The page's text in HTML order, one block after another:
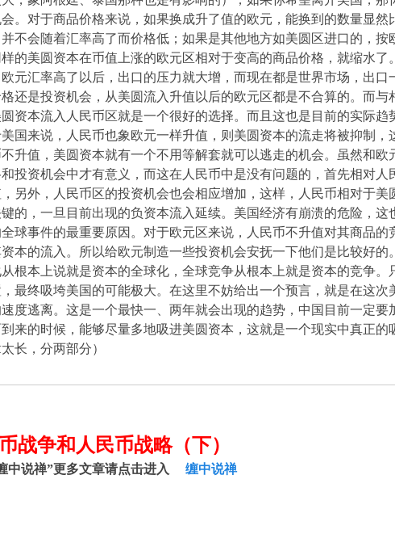
。对于商品价格来说，如果换成升了值的欧元，能换到的数量显
不会随着汇率高了而价格低；如果是其他地方如美圆区进口的，
的美圆资本在币值上涨的欧元区相对于变高的商品价格，就缩水了。
元汇率高了以后，出口的压力就大增，而现在都是世界市场，出
还是投资机会，从美圆流入升值以后的欧元区都是不合算的。而与
资本流入人民币区就是一个很好的选择。而且这也是目前的实际趋
国来说，人民币也象欧元一样升值，则美圆资本的流走将被抑制
不升值，美圆资本就有一个不用等解套就可以逃走的机会。虽然和
投资机会中才有意义，而这在人民币中是没有问题的，首先相对
另外，人民币区的投资机会也会相应增加，这样，人民币相对于
的，一旦目前出现的负资本流入延续。美国经济有崩溃的危险，
球事件的最重要原因。对于欧元区来说，人民币不升值对其商品
本的流入。所以给欧元制造一些投资机会安抚一下他们是比较好的。
根本上说就是资本的全球化，全球竞争从根本上就是资本的竞争
最终吸垮美国的可能极大。在这里不妨给出一个预言，就是在这
度逃离。这是一个最快一、两年就会出现的趋势，中国目前一定
来的时候，能够尽量多地吸进美圆资本，这就是一个现实中真正的
太长，分两部分）
战争和人民币战略（下）
中说禅”更多文章请点击进入 缠中说禅